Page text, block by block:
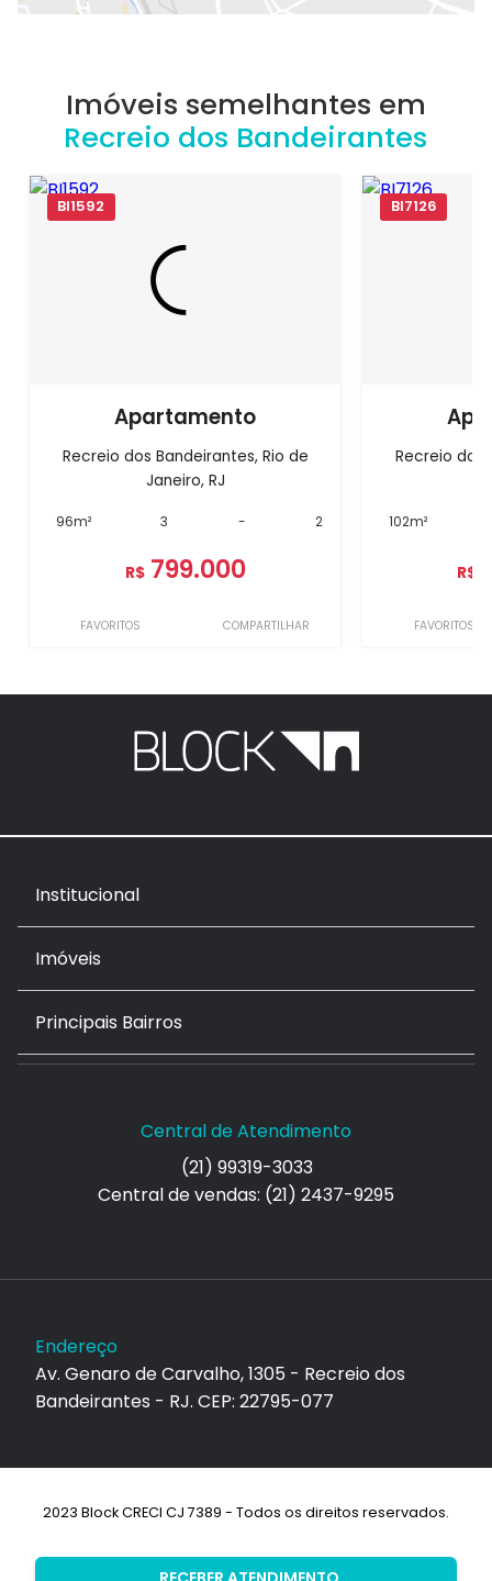
Imóveis semelhantes em
Recreio dos Bandeirantes
BI1592
Apartamento
Recreio dos Bandeirantes, Rio de
Janeiro, RJ
96m² 3 - 2
R$ 799.000
FAVORITOS COMPARTILHAR
BI7126
Recreio dos
102m²
R$
FAVORITOS
Institucional
Imóveis
Principais Bairros
Central de Atendimento
(21) 99319-3033
Central de vendas: (21) 2437-9295
Endereço
Av. Genaro de Carvalho, 1305 - Recreio dos
Bandeirantes - RJ. CEP: 22795-077
2023 Block CRECI CJ 7389 - Todos os direitos reservados.